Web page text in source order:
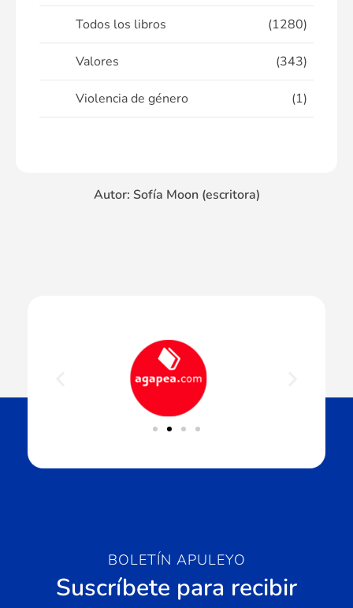
Todos los libros (1280)
Valores (343)
Violencia de género (1)
Autor: Sofía Moon (escritora)
BOLETÍN APULEYO
Suscríbete para recibir